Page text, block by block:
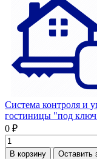
Система контроля и
гостиницы "под
0 ₽
В корзину Оставить